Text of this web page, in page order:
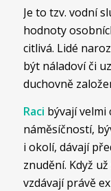
Je to tzv. vodní
hodnoty
citlivá. Lidé
být náladoví či
duchovně
Raci bývají velmi
náměsíčností,
i okolí, dávají
znudění. Když
vzdávají právě